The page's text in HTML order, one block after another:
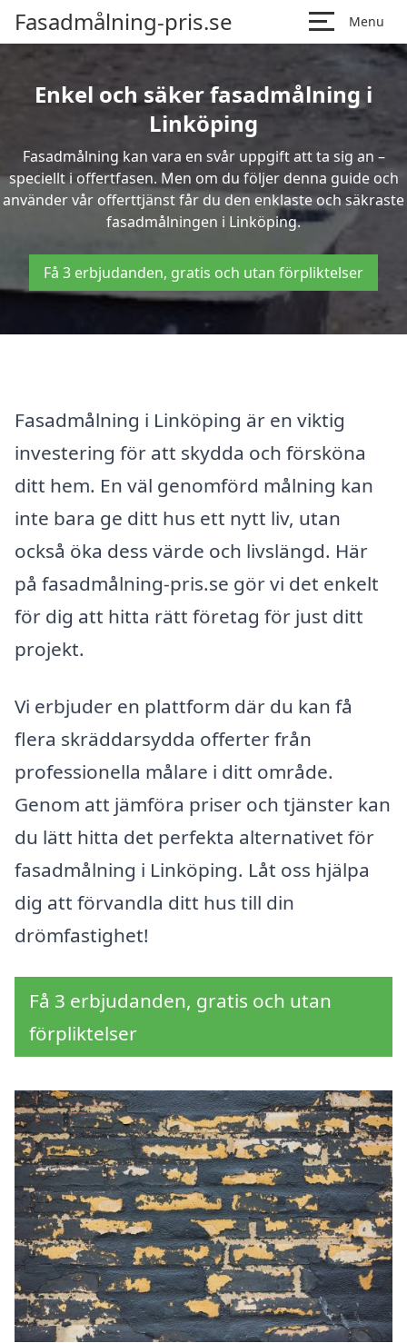
Fasadmålning-pris.se Menu
Enkel och säker fasadmålning i
Linköping
Fasadmålning kan vara en svår uppgift att ta sig an –
speciellt i offertfasen. Men om du följer denna guide och
använder vår offerttjänst får du den enklaste och säkraste
fasadmålningen i Linköping.
Få 3 erbjudanden, gratis och utan förpliktelser
Fasadmålning i Linköping är en viktig
investering för att skydda och försköna
ditt hem. En väl genomförd målning kan
inte bara ge ditt hus ett nytt liv, utan
också öka dess värde och livslängd. Här
på fasadmålning-pris.se gör vi det enkelt
för dig att hitta rätt företag för just ditt
projekt.
Vi erbjuder en plattform där du kan få
flera skräddarsydda offerter från
professionella målare i ditt område.
Genom att jämföra priser och tjänster kan
du lätt hitta det perfekta alternativet för
fasadmålning i Linköping. Låt oss hjälpa
dig att förvandla ditt hus till din
drömfastighet!
Få 3 erbjudanden, gratis och utan
förpliktelser